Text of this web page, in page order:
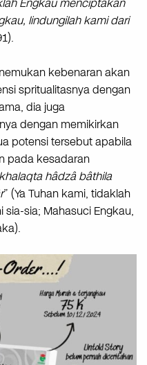
lindungilah kami dari
kebenaran akan
spritualitasnya dengan
dia juga
dengan memikirkan
potensi tersebut apabila
pada kesadaran
hâdzâ bâthila
” (Ya Tuhan kami, tidaklah
sia; Mahasuci Engkau,